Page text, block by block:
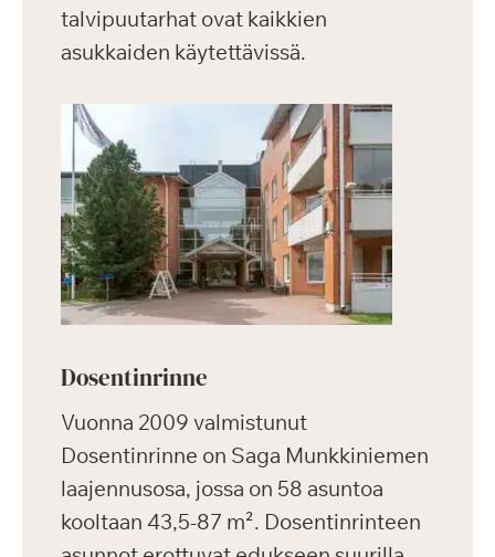
talvipuutarhat ovat kaikkien
asukkaiden käytettävissä.
Dosentinrinne
Vuonna 2009 valmistunut
Dosentinrinne on Saga Munkkiniemen
laajennusosa, jossa on 58 asuntoa
kooltaan 43,5-87 m². Dosentinrinteen